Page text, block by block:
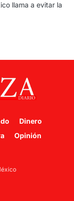
llama a evitar la
Dinero
Opinión